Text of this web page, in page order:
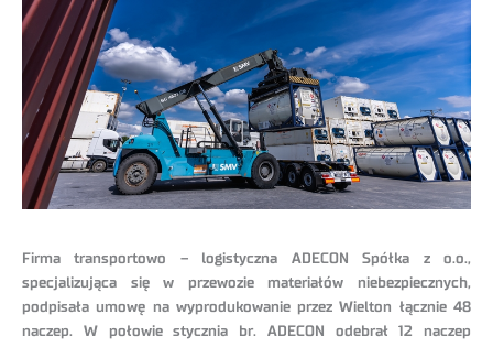
Firma transportowo – logistyczna ADECON Spółka z o.o.,
specjalizująca się w przewozie materiałów niebezpiecznych,
podpisała umowę na wyprodukowanie przez Wielton łącznie 48
naczep. W połowie stycznia br. ADECON odebrał 12 naczep